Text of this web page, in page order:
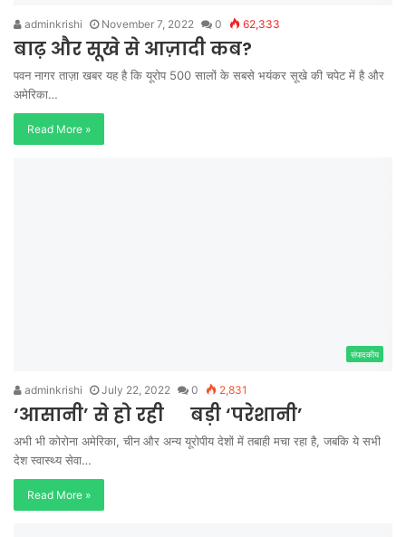
adminkrishi November 7, 2022 0 62,333
बाढ़ और सूखे से आज़ादी कब?
पवन नागर ताज़ा खबर यह है कि यूरोप 500 सालों के सबसे भयंकर सूखे की चपेट में है और
अमेरिका…
Read More »
संपादकीय
adminkrishi July 22, 2022 0 2,831
‘आसानी’ से हो रही बड़ी ‘परेशानी’
अभी भी कोरोना अमेरिका, चीन और अन्य यूरोपीय देशों में तबाही मचा रहा है, जबकि ये सभी
देश स्वास्थ्य सेवा…
Read More »